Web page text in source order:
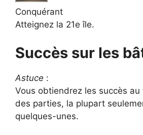
Conquérant
Atteignez la 21e île.
Succès sur les
Astuce :
Vous obtiendrez les succès
des parties, la plupart
quelques-unes.